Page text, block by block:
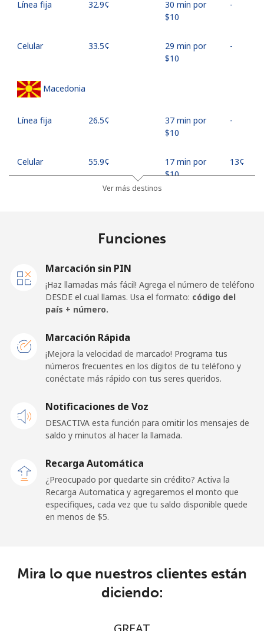
Línea fija ⁦32.9¢⁩
30 min por
⁦$10⁩
-
Celular ⁦33.5¢⁩
29 min por
⁦$10⁩
-
Macedonia
Línea fija ⁦26.5¢⁩
37 min por
⁦$10⁩
-
Celular ⁦55.9¢⁩
17 min por
⁦$10⁩
⁦13¢⁩
⁦81.9¢⁩
12 min por
Celular
⁦$10⁩
Línea fija ⁦57.9¢⁩
17 min por
⁦$10⁩
Malaysia
Línea fija ⁦1.5¢⁩
⁦$10⁩
⁦1.5¢⁩
665 min por
-
Ver más destinos
Funciones
Marcación sin PIN
¡Haz llamadas más fácil! Agrega el número de teléfono
DESDE el cual llamas. Usa el formato: código del
país + número.
Marcación Rápida
¡Mejora la velocidad de marcado! Programa tus
números frecuentes en los dígitos de tu teléfono y
conéctate más rápido con tus seres queridos.
Notificaciones de Voz
DESACTIVA esta función para omitir los mensajes de
saldo y minutos al hacer la llamada.
Recarga Automática
¿Preocupado por quedarte sin crédito? Activa la
Recarga Automatica y agregaremos el monto que
especifiques, cada vez que tu saldo disponible quede
en menos de ⁦$5⁩.
Mira lo que nuestros clientes están
diciendo: